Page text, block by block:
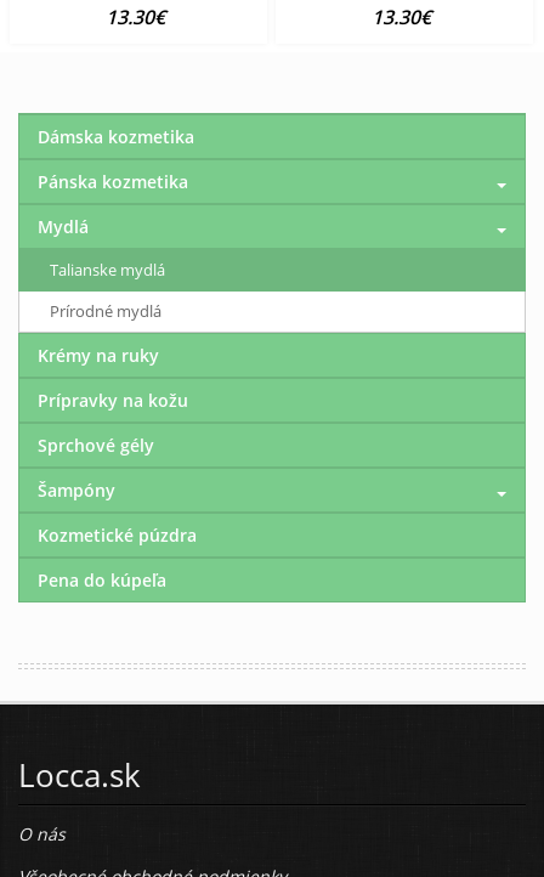
13.30€ 13.30€
Dámska kozmetika
Pánska kozmetika
Mydlá
Talianske mydlá
Prírodné mydlá
Krémy na ruky
Prípravky na kožu
Sprchové gély
Šampóny
Kozmetické púzdra
Pena do kúpeľa
Locca.sk
O nás